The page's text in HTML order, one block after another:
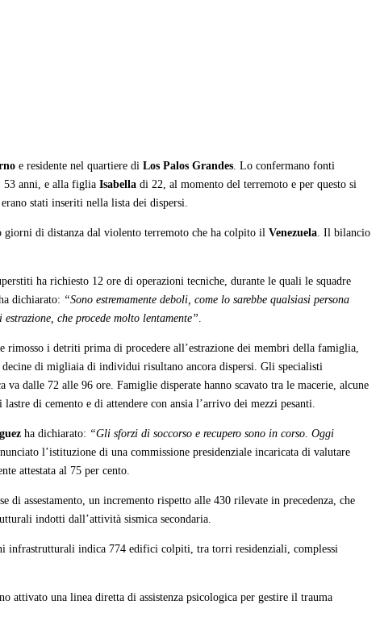
e residente nel quartiere di Los Palos Grandes. Lo confermano fonti
53 anni, e alla figlia Isabella di 22, al momento del terremoto e per questo si
stati inseriti nella lista dei dispersi.
di distanza dal violento terremoto che ha colpito il Venezuela. Il bilancio
ha richiesto 12 ore di operazioni tecniche, durante le quali le squadre
dichiarato: “Sono estremamente deboli, come lo sarebbe qualsiasi persona
che procede molto lentamente”.
rimosso i detriti prima di procedere all’estrazione dei membri della famiglia,
decine di migliaia di individui risultano ancora dispersi. Gli specialisti
dalle 72 alle 96 ore. Famiglie disperate hanno scavato tra le macerie, alcune
di cemento e di attendere con ansia l’arrivo dei mezzi pesanti.
ha dichiarato: “Gli sforzi di soccorso e recupero sono in corso. Oggi
l’istituzione di una commissione presidenziale incaricata di valutare
attestata al 75 per cento.
di assestamento, un incremento rispetto alle 430 rilevate in precedenza, che
indotti dall’attività sismica secondaria.
infrastrutturali indica 774 edifici colpiti, tra torri residenziali, complessi
una linea diretta di assistenza psicologica per gestire il trauma